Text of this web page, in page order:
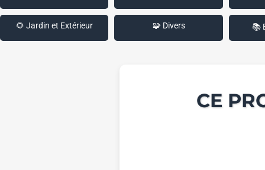
🌻 Jardin et Extérieur 🧩 Divers 📚
CE